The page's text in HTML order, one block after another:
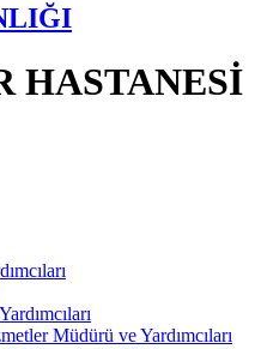
HASTANESİ
Müdürü ve Yardımcıları